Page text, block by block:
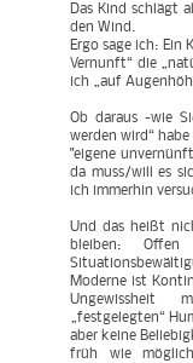
Das Kind schlägt
den Wind.
Ergo sage ich: Ein
Vernunft“ die
ich „auf
Ob daraus -wie
werden wird“
"eigene
da muss/will es
ich immerhin
Und das heißt
bleiben:
Moderne ist
Ungewissheit
„festgelegten“
aber keine
früh wie